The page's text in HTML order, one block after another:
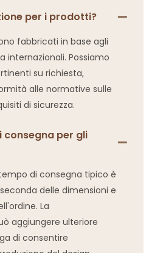
per i prodotti?
fabbricati in base agli
internazionali. Possiamo
su richiesta,
alle normative sulle
di sicurezza.
consegna per gli
di consegna tipico è
delle dimensioni e
La
aggiungere ulteriore
di consentire